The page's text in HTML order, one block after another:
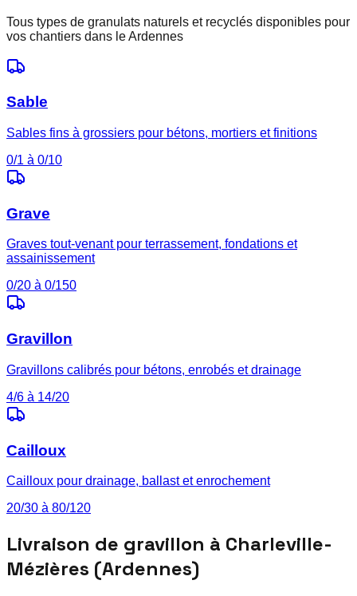
Tous types de granulats naturels et recyclés disponibles pour
vos chantiers dans leArdennes
Sable
Sables fins à grossiers pour bétons, mortiers et finitions
0/1 à 0/10
Grave
Graves tout-venant pour terrassement, fondations et
assainissement
0/20 à 0/150
Gravillon
Gravillons calibrés pour bétons, enrobés et drainage
4/6 à 14/20
Cailloux
Cailloux pour drainage, ballast et enrochement
20/30 à 80/120
Livraison de gravillon à Charleville-
Mézières (Ardennes)